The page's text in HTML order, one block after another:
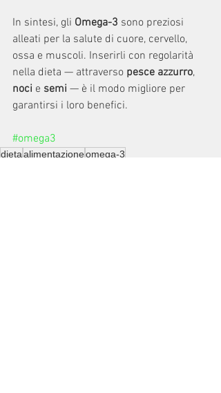
In sintesi, gli Omega-3 sono preziosi
alleati per la salute di cuore, cervello,
ossa e muscoli. Inserirli con regolarità
nella dieta — attraverso pesce azzurro,
noci e semi — è il modo migliore per
garantirsi i loro benefici.
#omega3
dietaalimentazioneomega-3